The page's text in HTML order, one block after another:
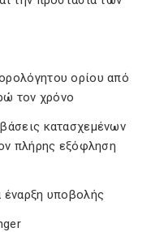
ορίου από
τον χρόνο
κατασχεμένων
πλήρης εξόφληση
υποβολής